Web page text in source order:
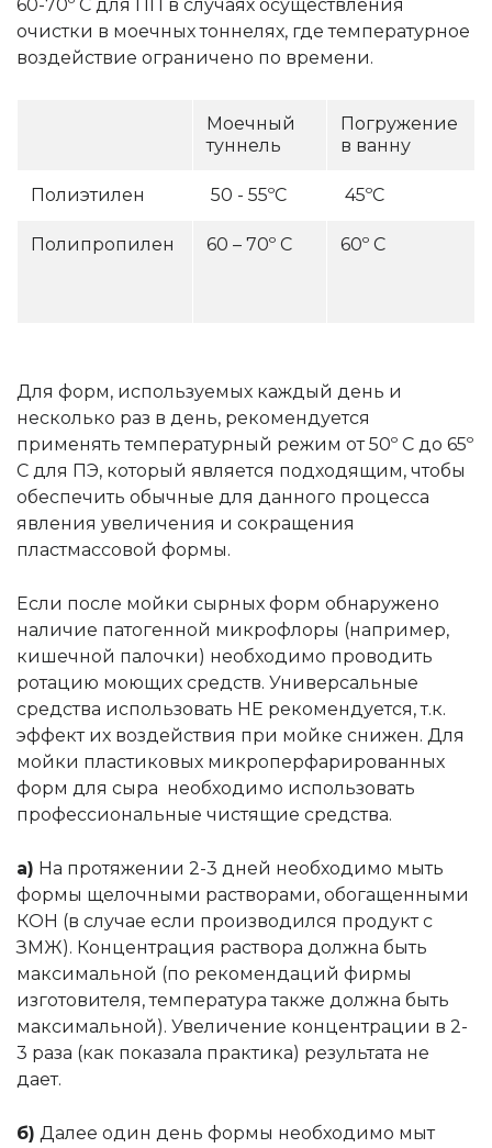
60-70º C для ПП в случаях осуществления
очистки в моечных тоннелях, где температурное
воздействие ограничено по времени.
Моечный
туннель
Погружение
в ванну
Полиэтилен 50 - 55ºC 45ºC
Полипропилен 60 – 70º C 60º C
Для форм, используемых каждый день и
несколько раз в день, рекомендуется
применять температурный режим от 50º C до 65º
C для ПЭ, который является подходящим, чтобы
обеспечить обычные для данного процесса
явления увеличения и сокращения
пластмассовой формы.
Если после мойки сырных форм обнаружено
наличие патогенной микрофлоры (например,
кишечной палочки) необходимо проводить
ротацию моющих средств. Универсальные
средства использовать НЕ рекомендуется, т.к.
эффект их воздействия при мойке снижен. Для
мойки пластиковых микроперфарированных
форм для сыра необходимо использовать
профессиональные чистящие средства.
а) На протяжении 2-3 дней необходимо мыть
формы щелочными растворами, обогащенными
КОН (в случае если производился продукт с
ЗМЖ). Концентрация раствора должна быть
максимальной (по рекомендаций фирмы
изготовителя, температура также должна быть
максимальной). Увеличение концентрации в 2-
3 раза (как показала практика) результата не
дает.
б) Далее один день формы необходимо мыт